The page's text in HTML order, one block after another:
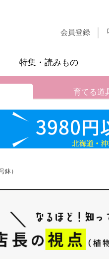
会員登録
特集・読みもの
育てる道
鉢）